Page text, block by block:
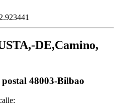
DE,Camino,
48003-Bilbao